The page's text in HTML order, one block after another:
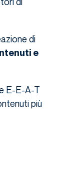
di
e
E-E-A-T
più